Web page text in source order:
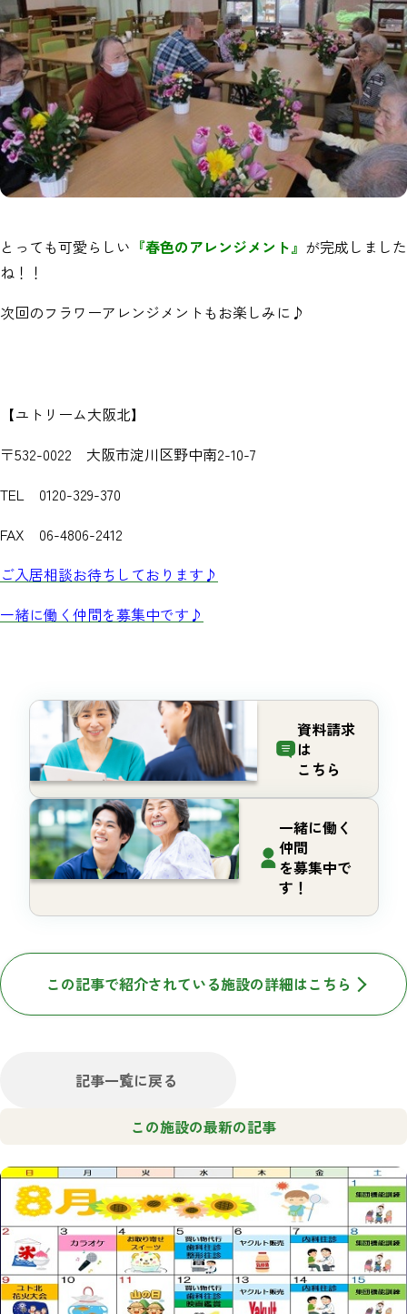
とっても可愛らしい 『春色のアレンジメント』 が完成しました
ね！！
次回のフラワーアレンジメントもお楽しみに♪
【ユトリーム大阪北】
〒532-0022 大阪市淀川区野中南2-10-7
TEL 0120-329-370
FAX 06-4806-2412
ご入居相談お待ちしております♪
一緒に働く仲間を募集中です♪
資料請求
は
こちら
一緒に働く
仲間
を募集中で
す！
この記事で紹介されている施設の詳細はこちら
記事一覧に戻る
この施設の最新の記事